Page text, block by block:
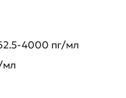
4000 пг/мл
мл